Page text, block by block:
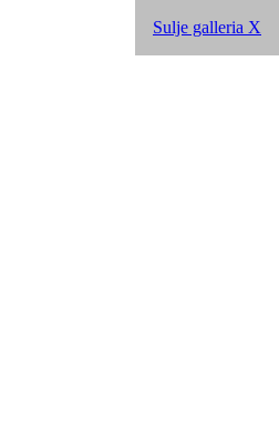
Sulje galleria X